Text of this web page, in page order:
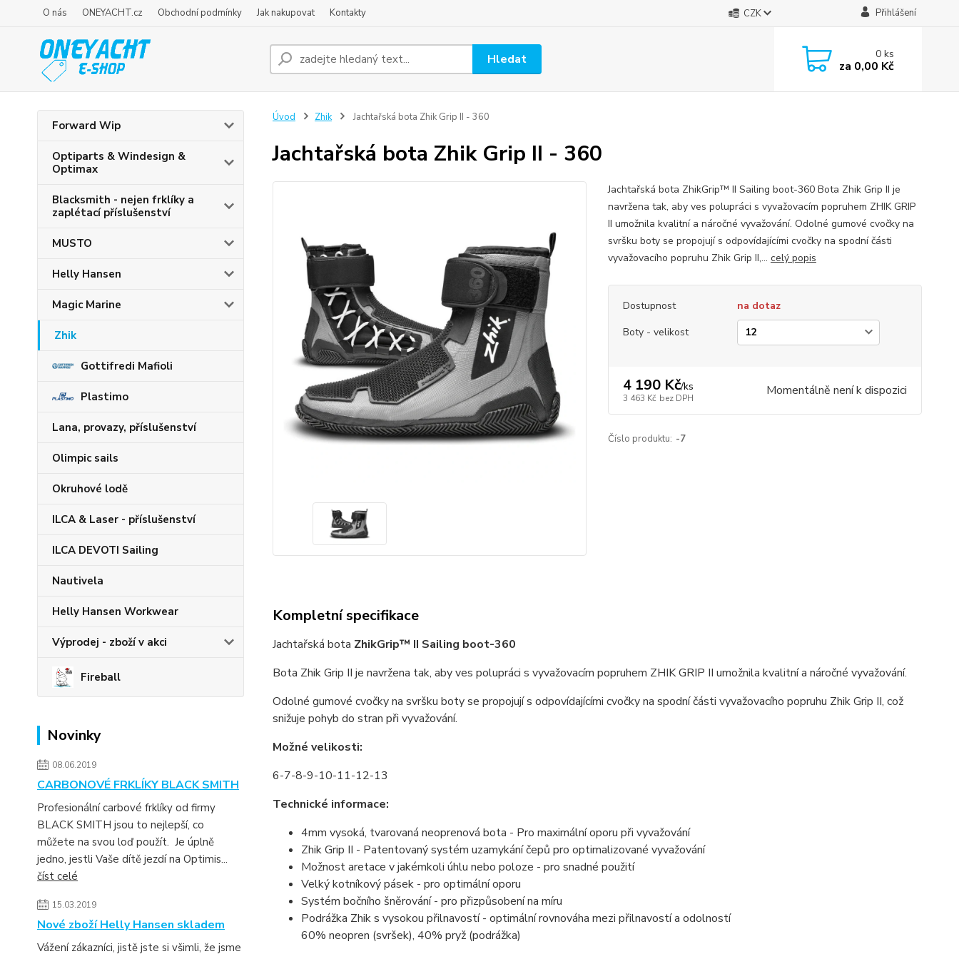
O nás ONEYACHT.cz Obchodní podmínky Jak nakupovat Kontakty CZK Přihlášení
Hledat 0ks
za 0,00 Kč
Forward Wip
Optiparts & Windesign &
Optimax
Blacksmith - nejen frklíky a
zaplétací příslušenství
MUSTO
Helly Hansen
Magic Marine
Zhik
Gottifredi Mafioli
Plastimo
Lana, provazy, příslušenství
Olimpic sails
Okruhové lodě
ILCA & Laser - příslušenství
ILCA DEVOTI Sailing
Nautivela
Helly Hansen Workwear
Výprodej - zboží v akci
Fireball
Novinky
08.06.2019
CARBONOVÉ FRKLÍKY BLACK SMITH
Profesionální carbové frklíky od firmy
BLACK SMITH jsou to nejlepší, co
můžete na svou loď použít. Je úplně
jedno, jestli Vaše dítě jezdí na Optimis...
číst celé
15.03.2019
Nové zboží Helly Hansen skladem
Vážení zákazníci, jistě jste si všimli, že jsme
Úvod Zhik Jachtařská bota Zhik Grip II - 360
Jachtařská bota Zhik Grip II - 360
Jachtařská bota ZhikGrip™ II Sailing boot-360 Bota Zhik Grip II je
navržena tak, aby ves polupráci s vyvažovacím popruhem ZHIK GRIP
II umožnila kvalitní a náročné vyvažování. Odolné gumové cvočky na
svršku boty se propojují s odpovídajícími cvočky na spodní části
vyvažovacího popruhu Zhik Grip II,... celý popis
Dostupnost
na dotaz
Boty - velikost
4 190 Kč/ks
3 463 Kč bez DPH Momentálně není k dispozici
Číslo produktu: -7
Kompletní specifikace
Jachtařská bota ZhikGrip™ II Sailing boot-360
Bota Zhik Grip II je navržena tak, aby ves polupráci s vyvažovacím popruhem ZHIK GRIP II umožnila kvalitní a náročné vyvažování.
Odolné gumové cvočky na svršku boty se propojují s odpovídajícími cvočky na spodní části vyvažovacího popruhu Zhik Grip II, což
snižuje pohyb do stran při vyvažování.
Možné velikosti:
6-7-8-9-10-11-12-13
Technické informace:
4mm vysoká, tvarovaná neoprenová bota - Pro maximální oporu při vyvažování
Zhik Grip II - Patentovaný systém uzamykání čepů pro optimalizované vyvažování
Možnost aretace v jakémkoli úhlu nebo poloze - pro snadné použití
Velký kotníkový pásek - pro optimální oporu
Systém bočního šněrování - pro přizpůsobení na míru
Podrážka Zhik s vysokou přilnavostí - optimální rovnováha mezi přilnavostí a odolností
60% neopren (svršek), 40% pryž (podrážka)